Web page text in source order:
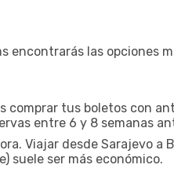
encontrarás las opciones
comprar tus boletos con
entre 6 y 8 semanas
Viajar desde Sarajevo a
suele ser más económico.